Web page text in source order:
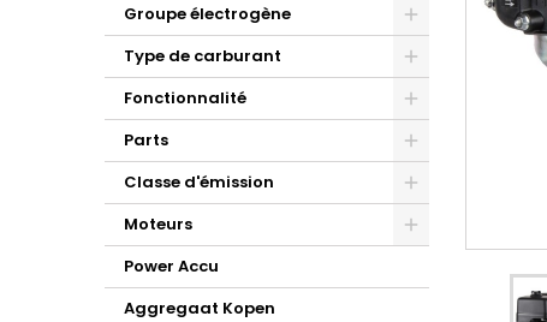
Groupe électrogène
Type de carburant
Fonctionnalité
Parts
Classe d'émission
Moteurs
Power Accu
Aggregaat Kopen